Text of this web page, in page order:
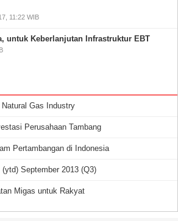
11:22 WIB
untuk Keberlanjutan Infrastruktur EBT
Gas Industry
Perusahaan Tambang
Pertambangan di Indonesia
September 2013 (Q3)
Migas untuk Rakyat